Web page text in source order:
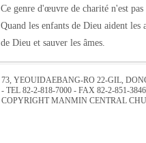
Ce genre d'œuvre de charité n'est
Quand les enfants de Dieu aident
de Dieu et sauver les âmes.
73, YEOUIDAEBANG-RO 22-GIL,
- TEL 82-2-818-7000 - FAX 82-2-851-3846
COPYRIGHT MANMIN CENTRAL